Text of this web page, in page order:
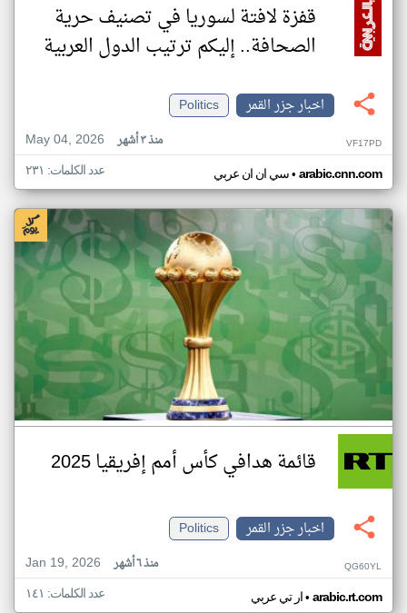
قفزة لافتة لسوريا في تصنيف حرية
الصحافة.. إليكم ترتيب الدول العربية
اخبار جزر القمر
Politics
May 04, 2026
منذ ٣ أشهر VF17PD
سي ان ان عربي• arabic.cnn.com عدد الكلمات: ٢٣١
قائمة هدافي كأس أمم إفريقيا 2025
اخبار جزر القمر
Politics
Jan 19, 2026
منذ ٦ أشهر QG60YL
ار تي عربي• arabic.rt.com عدد الكلمات: ١٤١